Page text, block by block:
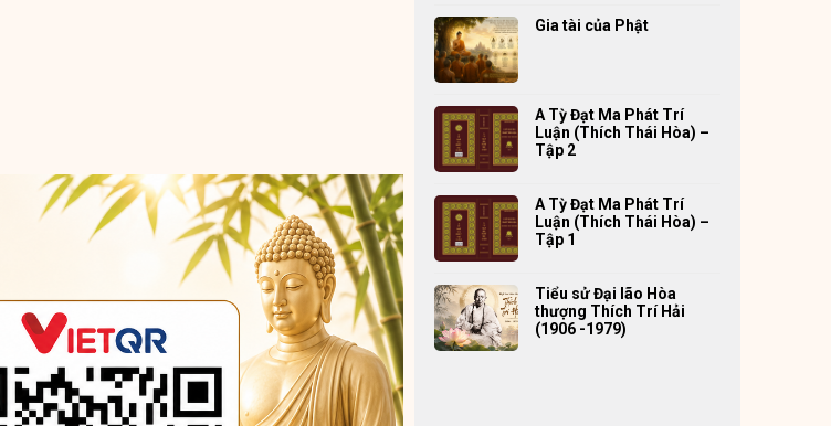
Gia tài của Phật
A Tỳ Đạt Ma Phát Trí
Luận (Thích Thái Hòa) –
Tập 2
A Tỳ Đạt Ma Phát Trí
Luận (Thích Thái Hòa) –
Tập 1
Tiểu sử Đại lão Hòa
thượng Thích Trí Hải
(1906 -1979)